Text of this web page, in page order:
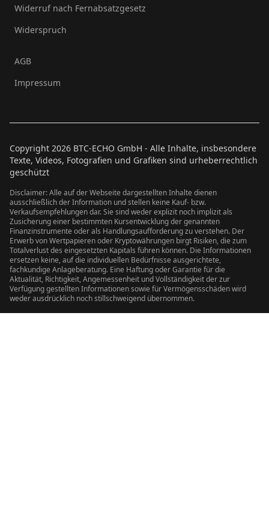
Widerruf nach Fernabsatzgesetz
Widerspruch
AGB
Impressum
Copyright 2026 BTC-ECHO GmbH - Alle Inhalte, insbesondere
Texte, Videos, Fotografien und Grafiken sind urheberrechtlich
geschützt
Disclaimer: Alle auf der Webseite dargestellten Inhalte dienen
ausschließlich der Information und stellen keine Kauf- bzw.
Verkaufsempfehlungen dar. Sie sind weder explizit noch implizit als
Zusicherung einer bestimmten Kursentwicklung der genannten
Finanzinstrumente oder als Handlungsaufforderung zu verstehen. Der
Erwerb von Wertpapieren oder Kryptowährungen birgt Risiken, die zum
Totalverlust des eingesetzten Kapitals führen können. Die Informationen
ersetzen keine, auf die individuellen Bedürfnisse ausgerichtete,
fachkundige Anlageberatung. Eine Haftung oder Garantie für die
Aktualität, Richtigkeit, Angemessenheit und Vollständigkeit der zur
Verfügung gestellten Informationen sowie für Vermögensschäden wird
weder ausdrücklich noch stillschweigend übernommen.